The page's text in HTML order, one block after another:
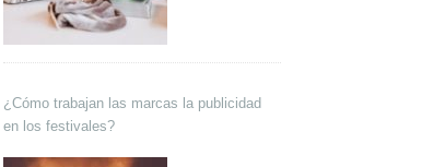
¿Cómo trabajan las marcas la publicidad
en los festivales?